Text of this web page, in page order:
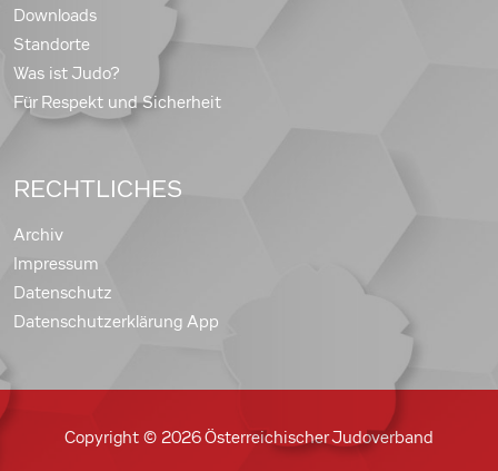
Downloads
Standorte
Was ist Judo?
Für Respekt und Sicherheit
RECHTLICHES
Archiv
Impressum
Datenschutz
Datenschutzerklärung App
Copyright © 2026 Österreichischer Judoverband